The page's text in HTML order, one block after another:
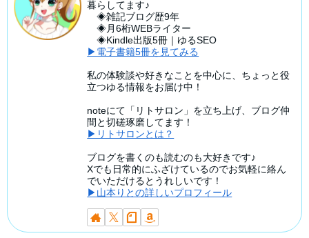
暮らしてます♪
◈雑記ブログ歴9年
◈月6桁WEBライター
◈Kindle出版5冊｜ゆるSEO
▶電子書籍5冊を見てみる
私の体験談や好きなことを中心に、ちょっと役
立つゆる情報をお届け中！
noteにて「リトサロン」を立ち上げ、ブログ仲
間と切磋琢磨してます！
▶リトサロンとは？
ブログを書くのも読むのも大好きです♪
Xでも日常的にふざけているのでお気軽に絡ん
でいただけるとうれしいです！
▶山本りとの詳しいプロフィール